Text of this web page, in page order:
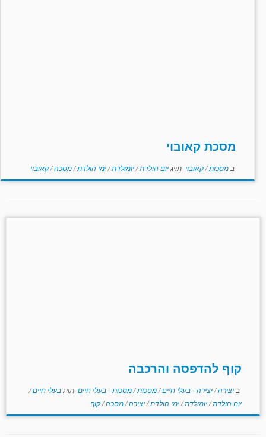
מסכת קאובוי
ב מסכות/קאובוי תויגיום הולדת/יומולדת/ימי הולדת/מסכה/קאובוי
קוף להדפסה והרכבה
ב יצירה/יצירה - בעלי חיים/מסכות/מסכות - בעלי חיים תויגבעלי חיים/
יום הולדת/יומולדת/ימי הולדת/יצירה/מסכה/קוף